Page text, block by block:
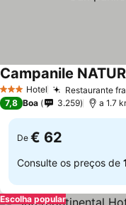
3 EstrelasHotel Restaurante
Campanile
7,8 Boa 3.259 a 1.7
De € 62
Consulte os preços de
Escolha popular